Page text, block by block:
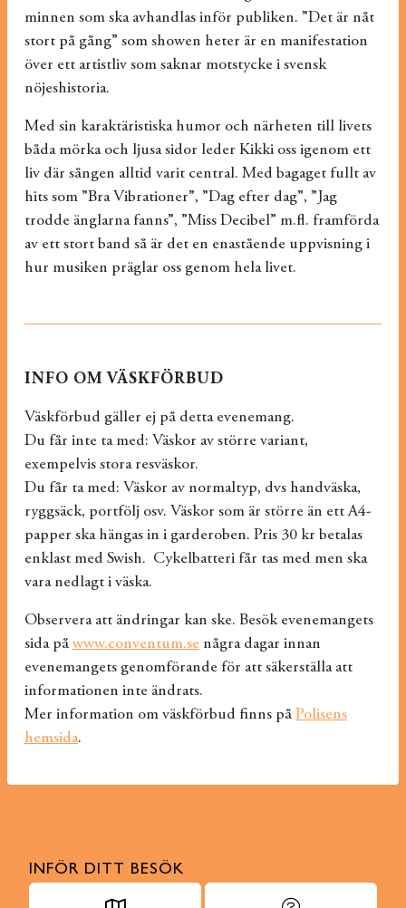
minnen som ska avhandlas inför publiken. ”Det är nåt
stort på gång” som showen heter är en manifestation
över ett artistliv som saknar motstycke i svensk
nöjeshistoria.
Med sin karaktäristiska humor och närheten till livets
båda mörka och ljusa sidor leder Kikki oss igenom ett
liv där sången alltid varit central. Med bagaget fullt av
hits som ”Bra Vibrationer”, ”Dag efter dag”, ”Jag
trodde änglarna fanns”, ”Miss Decibel” m.fl. framförda
av ett stort band så är det en enastående uppvisning i
hur musiken präglar oss genom hela livet.
INFO OM VÄSKFÖRBUD
Väskförbud gäller ej på detta evenemang.
Du får inte ta med: Väskor av större variant,
exempelvis stora resväskor.
Du får ta med: Väskor av normaltyp, dvs handväska,
ryggsäck, portfölj osv. Väskor som är större än ett A4-
papper ska hängas in i garderoben. Pris 30 kr betalas
enklast med Swish. Cykelbatteri får tas med men ska
vara nedlagt i väska.
Observera att ändringar kan ske. Besök evenemangets
sida på www.conventum.senågra dagar innan
evenemangets genomförande för att säkerställa att
informationen inte ändrats.
Mer information om väskförbud finns på Polisens
hemsida.
INFÖR DITT BESÖK